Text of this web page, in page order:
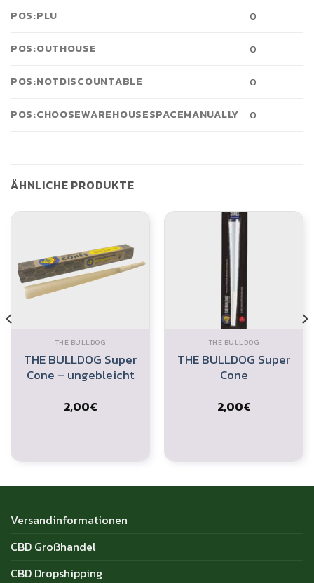
POS:PLU
0
POS:OUTHOUSE 0
POS:NOTDISCOUNTABLE 0
POS:CHOOSEWAREHOUSESPACEMANUALLY 0
ÄHNLICHE PRODUKTE
THE BULLDOG
THE BULLDOG Super
Cone – ungebleicht
2,00€
THE BULLDOG
THE BULLDOG Super
Cone
2,00€
Versandinformationen
CBD Großhandel
CBD Dropshipping